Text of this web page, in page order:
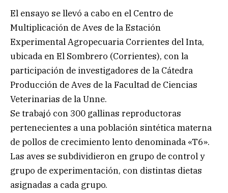
El ensayo se llevó a cabo en el Centro de
Multiplicación de Aves de la Estación
Experimental Agropecuaria Corrientes del Inta,
ubicada en El Sombrero (Corrientes), con la
participación de investigadores de la Cátedra
Producción de Aves de la Facultad de Ciencias
Veterinarias de la Unne.
Se trabajó con 300 gallinas reproductoras
pertenecientes a una población sintética materna
de pollos de crecimiento lento denominada «T6».
Las aves se subdividieron en grupo de control y
grupo de experimentación, con distintas dietas
asignadas a cada grupo.